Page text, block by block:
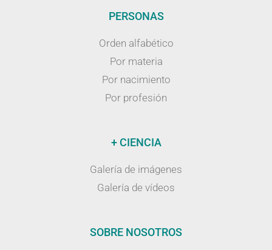
PERSONAS
Orden alfabético
Por materia
Por nacimiento
Por profesión
+ CIENCIA
Galería de imágenes
Galería de vídeos
SOBRE NOSOTROS